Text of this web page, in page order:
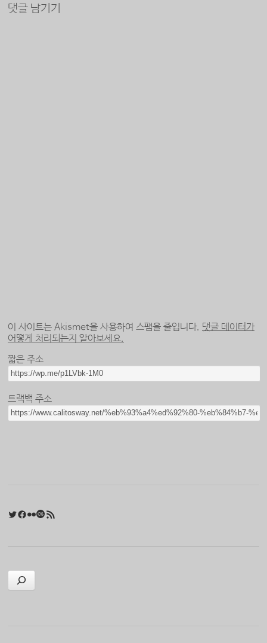
댓글 남기기
이 사이트는 Akismet을 사용하여 스팸을 줄입니다. 댓글 데이터가
어떻게 처리되는지 알아보세요.
짧은 주소
트랙백 주소
Twitter
Facebook
FlickrLast.fm
검색